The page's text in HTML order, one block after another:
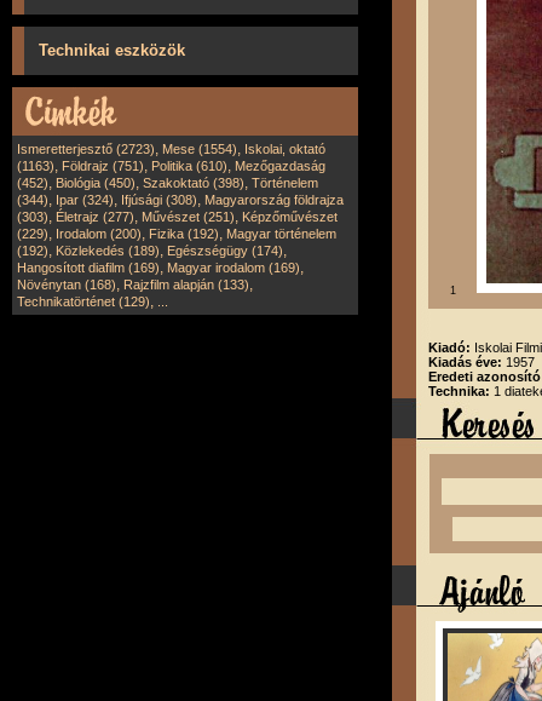
Technikai eszközök
Ismeretterjesztő (2723), Mese (1554), Iskolai, oktató
(1163), Földrajz (751), Politika (610), Mezőgazdaság
(452), Biológia (450), Szakoktató (398), Történelem
(344), Ipar (324), Ifjúsági (308), Magyarország földrajza
(303), Életrajz (277), Művészet (251), Képzőművészet
(229), Irodalom (200), Fizika (192), Magyar történelem
(192), Közlekedés (189), Egészségügy (174),
Hangosított diafilm (169), Magyar irodalom (169),
Növénytan (168), Rajzfilm alapján (133),
Technikatörténet (129),
1
Kiadó: Iskolai
Kiadás éve: 1957
Eredeti
Technika: 1